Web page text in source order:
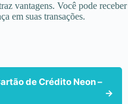
vantagens. Você pode receber
em suas transações.
de Crédito Neon –
→